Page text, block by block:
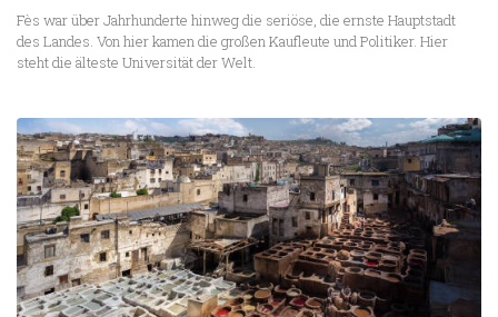
Fès war über Jahrhunderte hinweg die seriöse, die ernste Hauptstadt
des Landes. Von hier kamen die großen Kaufleute und Politiker. Hier
steht die älteste Universität der Welt.